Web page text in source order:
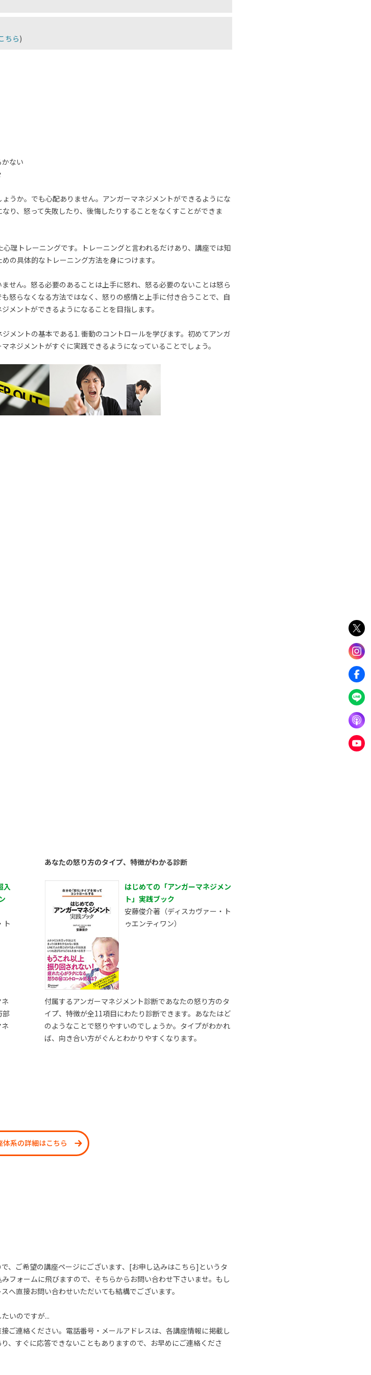
ちら)
ない
うか。でも心配ありません。アンガーマネジメントができるようにな
り、怒って失敗したり、後悔したりすることをなくすことができま
理トレーニングです。トレーニングと言われるだけあり、講座では知
の具体的なトレーニング方法を身につけます。
せん。怒る必要のあることは上手に怒れ、怒る必要のないことは怒ら
怒らなくなる方法ではなく、怒りの感情と上手に付き合うことで、自
メントができるようになることを目指します。
メントの基本である1. 衝動のコントロールを学びます。初めてアンガ
ネジメントがすぐに実践できるようになっていることでしょう。
入
ト
部
あなたの怒り方のタイプ、特徴がわかる診断
はじめての「アンガーマネジメン
ト」実践ブック
安藤俊介著（ディスカヴァー・ト
ゥエンティワン）
付属するアンガーマネジメント診断であなたの怒り方のタ
イプ、特徴が全11項目にわたり診断できます。あなたはど
のようなことで怒りやすいのでしょうか。タイプがわかれ
ば、向き合い方がぐんとわかりやすくなります。
体系の詳細はこちら
、ご希望の講座ページにございます、[お申し込みはこちら]というタ
フォームに飛びますので、そちらからお問い合わせ下さいませ。もし
へ直接お問い合わせいただいても結構でございます。
いのですが...
ご連絡ください。電話番号・メールアドレスは、各講座情報に掲載し
、すぐに応答できないこともありますので、お早めにご連絡くださ